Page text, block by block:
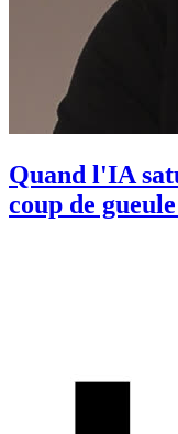
Quand l'IA
coup de